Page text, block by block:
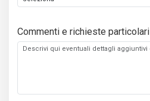
Commenti e richieste particolari